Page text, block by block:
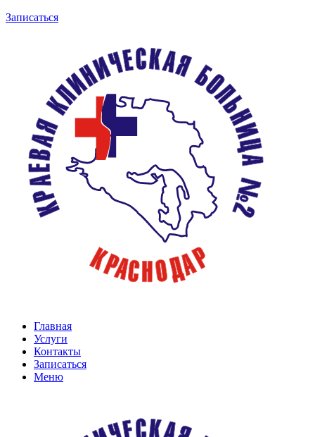
Записаться
Главная
Услуги
Контакты
Записаться
Меню